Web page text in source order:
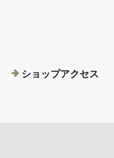
ショップアクセス